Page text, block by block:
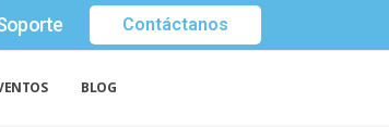
Contáctanos
BLOG